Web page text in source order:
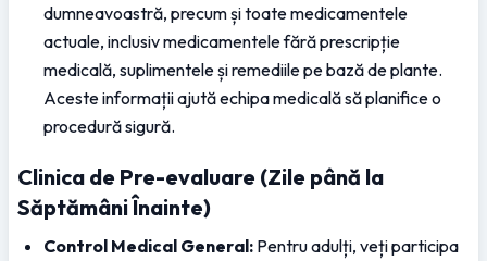
dumneavoastră, precum și toate medicamentele
actuale, inclusiv medicamentele fără prescripție
medicală, suplimentele și remediile pe bază de plante.
Aceste informații ajută echipa medicală să planifice o
procedură sigură.
Clinica de Pre-evaluare (Zile până la
Săptămâni Înainte)
Control Medical General: Pentru adulți, veți participa